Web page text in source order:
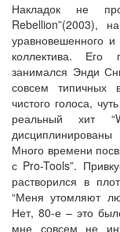
Накладок не
Rebellion”(2003),
уравновешенного и
коллектива. Его
занимался Энди
совсем типичных
чистого голоса,
реальный хит
Много времени
с Pro-Tools”.
растворился в
“Меня утомляют
Нет, 80-е – это
мне совсем не